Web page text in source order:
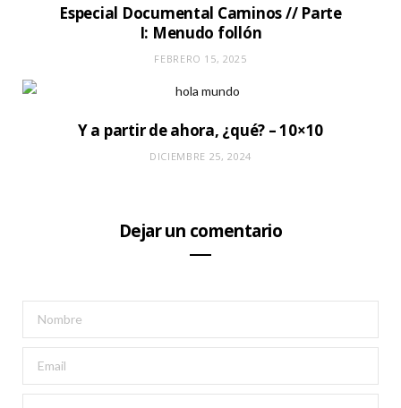
Especial Documental Caminos // Parte
I: Menudo follón
FEBRERO 15, 2025
Y a partir de ahora, ¿qué? – 10×10
DICIEMBRE 25, 2024
Dejar un comentario